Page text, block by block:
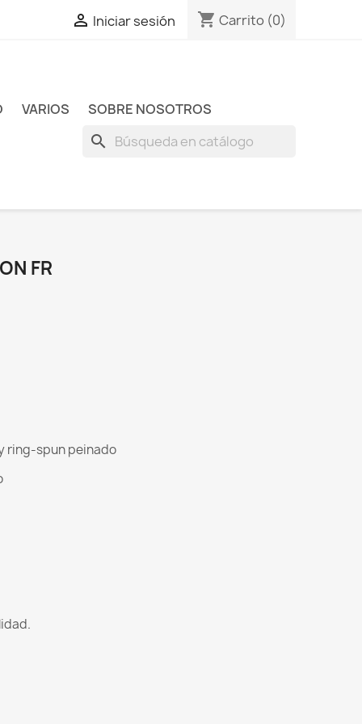
 Iniciar sesión shopping_cart Carrito (0)
VARIOS SOBRE NOSOTROS
search
FR
ring-spun peinado